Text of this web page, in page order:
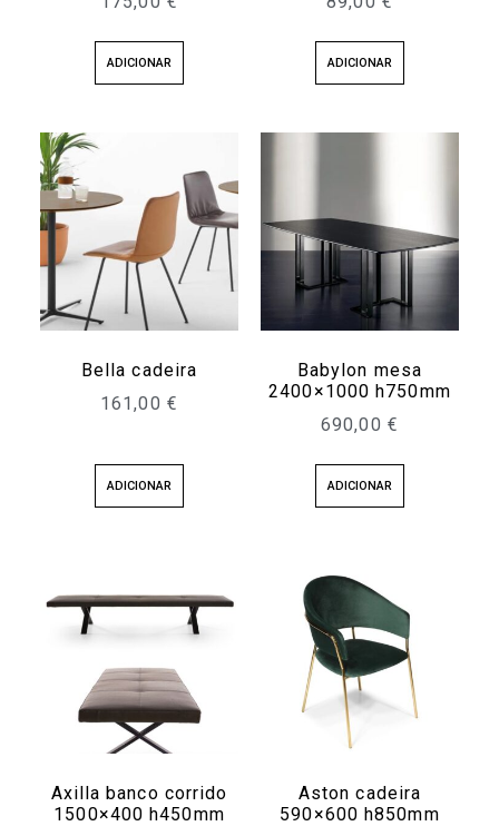
ADICIONAR ADICIONAR
Bella cadeira
161,00 €
ADICIONAR
Babylon mesa
2400×1000 h750mm
690,00 €
ADICIONAR
Axilla banco corrido
1500×400 h450mm
Aston cadeira
590×600 h850mm